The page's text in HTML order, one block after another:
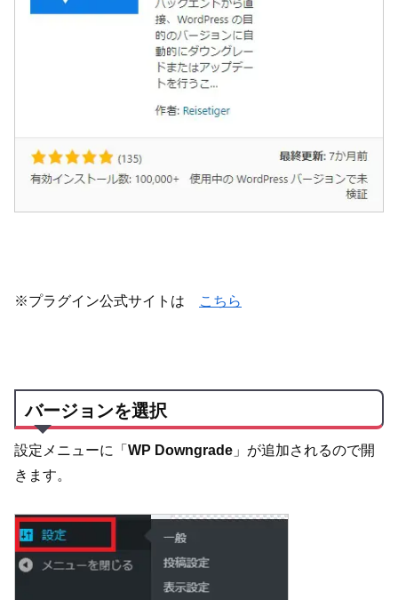
※プラグイン公式サイトは こちら
バージョンを選択
設定メニューに「 WP Downgrade 」が追加されるので開
きます。